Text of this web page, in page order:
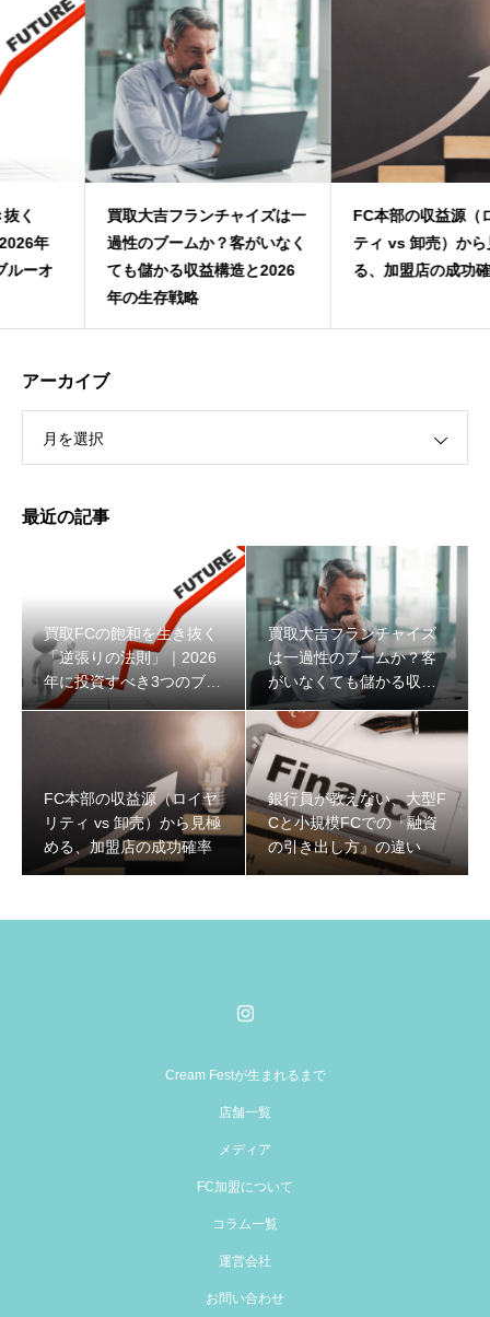
買取大吉フランチャイズは一
過性のブームか？客がいなく
ても儲かる収益構造と2026
年の生存戦略
FC本部の収益源（ロイヤリ
ティ vs 卸売）から見極め
る、加盟店の成功確率
アーカイブ
月を選択
最近の記事
買取FCの飽和を生き抜く
「逆張りの法則」｜2026
年に投資すべき3つのブル
ーオーシャンと収益構造
買取大吉フランチャイズ
は一過性のブームか？客
がいなくても儲かる収益
構造と2026年の生存戦略
FC本部の収益源（ロイヤ
リティ vs 卸売）から見極
める、加盟店の成功確率
銀行員が教えない、大型F
Cと小規模FCでの『融資
の引き出し方』の違い
Cream Festが生まれるまで
店舗一覧
メディア
FC加盟について
コラム一覧
運営会社
お問い合わせ